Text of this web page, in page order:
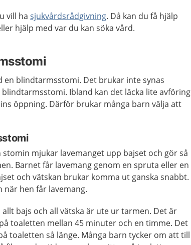
vill hasjukvårdsrådgivning. Då kan du få hjälp
hjälp med var du kan söka vård.
en blindtarmsstomi. Det brukar inte synas
Ibland kan det läcka lite avföring
öppning. Därför brukar många barn välja att
mjukar lavemanget upp bajset och gör så
Barnet får lavemang genom en spruta eller en
och vätskan brukar komma ut ganska snabbt.
hen får lavemang.
bajs och all vätska är ute ur tarmen. Det är
toaletten mellan 45 minuter och en timme. Det
toaletten så länge. Många barn tycker om att till